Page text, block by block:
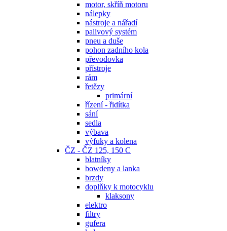
motor, skříň motoru
nálepky
nástroje a nářadí
palivový systém
pneu a duše
pohon zadního kola
převodovka
přístroje
rám
řetězy
primární
řízení - řidítka
sání
sedla
výbava
výfuky a kolena
ČZ - ČZ 125, 150 C
blatníky
bowdeny a lanka
brzdy
doplňky k motocyklu
klaksony
elektro
filtry
gufera